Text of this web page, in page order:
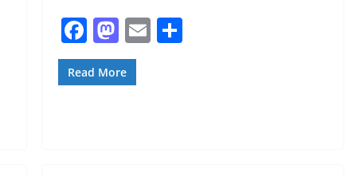
F
a
c
M
a
st
E S
Read More